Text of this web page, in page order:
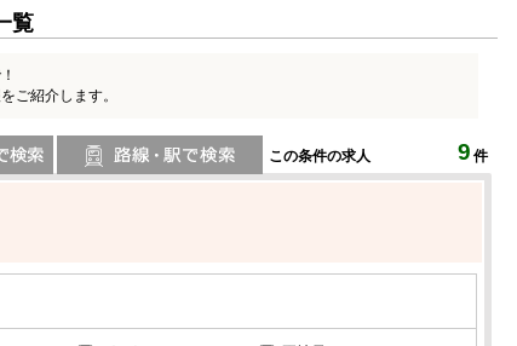
覧
ご紹介します。
この条件の求人 9 件